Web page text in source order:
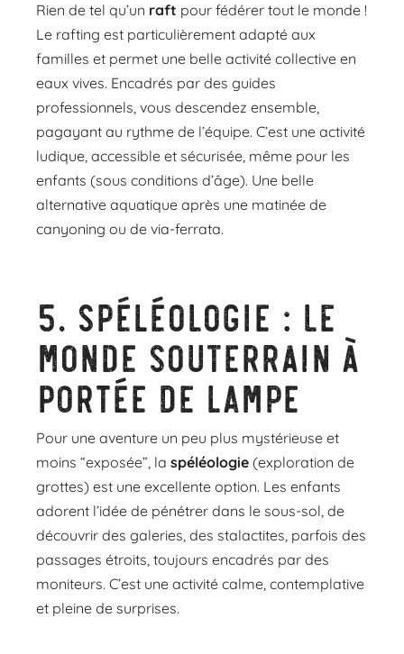
Rien de tel qu’un raft pour fédérer tout le monde !
Le rafting est particulièrement adapté aux
familles et permet une belle activité collective en
eaux vives. Encadrés par des guides
professionnels, vous descendez ensemble,
pagayant au rythme de l’équipe. C’est une activité
ludique, accessible et sécurisée, même pour les
enfants (sous conditions d’âge). Une belle
alternative aquatique après une matinée de
canyoning ou de via-ferrata.
5. Spéléologie : le
monde souterrain à
portée de lampe
Pour une aventure un peu plus mystérieuse et
moins “exposée”, laspéléologie (exploration de
grottes) est une excellente option. Les enfants
adorent l’idée de pénétrer dans le sous-sol, de
découvrir des galeries, des stalactites, parfois des
passages étroits, toujours encadrés par des
moniteurs. C’est une activité calme, contemplative
et pleine de surprises.